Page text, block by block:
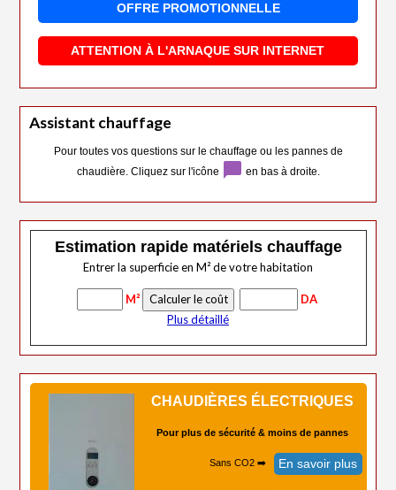
OFFRE PROMOTIONNELLE
ATTENTION À L'ARNAQUE SUR INTERNET
Assistant chauffage
Pour toutes vos questions sur le chauffage ou les pannes de
chaudière. Cliquez sur l'icône
chat_bubble en bas à droite.
Estimation rapide matériels chauffage
Entrer la superficie en M² de votre habitation
M²
DA
Plus détaillé
CHAUDIÈRES ÉLECTRIQUES
Pour plus de sécurité & moins de pannes
Sans CO2 ➡️ En savoir plus